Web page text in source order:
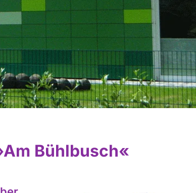
Bühlbusch«